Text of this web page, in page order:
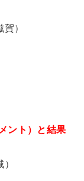
）
ント）と結果